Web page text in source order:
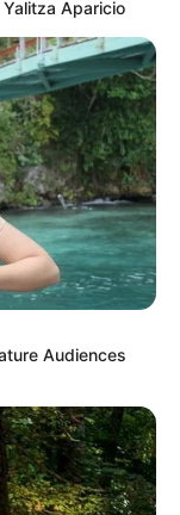
el humo
bien chiquito
todos los
o con la
Aparicio
Audiences